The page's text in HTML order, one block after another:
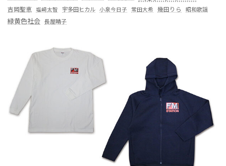
吉岡聖恵 塩﨑太智 宇多田ヒカル 小泉今日子 常田大希 幾田りら 昭和歌謡
緑黄色社会 長屋晴子